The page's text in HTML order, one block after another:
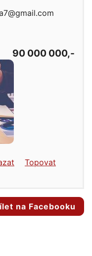
90 000 000,-
Topovat
na Facebooku